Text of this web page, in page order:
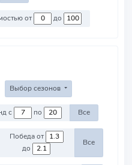
Против команд со стоимостью от до
Выбор сезонов
Против команд с по Все
Победа от
до
Все